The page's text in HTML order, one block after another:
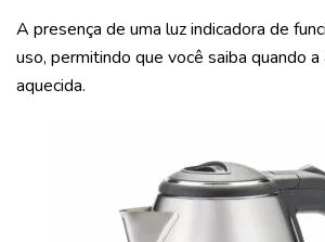
A presença de uma luz indicadora de
uso, permitindo que você saiba quando
aquecida.